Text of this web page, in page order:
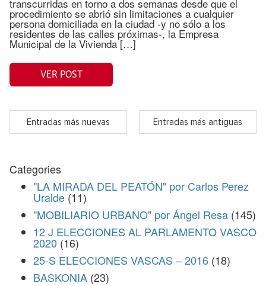
transcurridas en torno a dos semanas desde que el
procedimiento se abrió sin limitaciones a cualquier
persona domiciliada en la ciudad -y no sólo a los
residentes de las calles próximas-, la Empresa
Municipal de la Vivienda […]
VER POST
Entradas más nuevas Entradas más antiguas
Categories
"LA MIRADA DEL PEATÓN" por Carlos Perez
Uralde (11)
"MOBILIARIO URBANO" por Ángel Resa (145)
12 J ELECCIONES AL PARLAMENTO VASCO
2020 (16)
25-S ELECCIONES VASCAS – 2016 (18)
BASKONIA (23)